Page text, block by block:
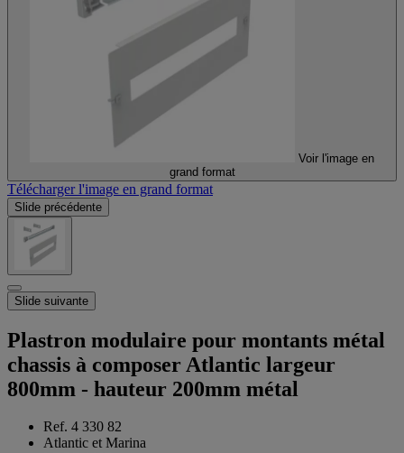
Voir l'image en
grand format
Télécharger l'image en grand format
Slide précédente
Slide suivante
Plastron modulaire pour montants métal
chassis à composer Atlantic largeur
800mm - hauteur 200mm métal
Ref. 4 330 82
Atlantic et Marina